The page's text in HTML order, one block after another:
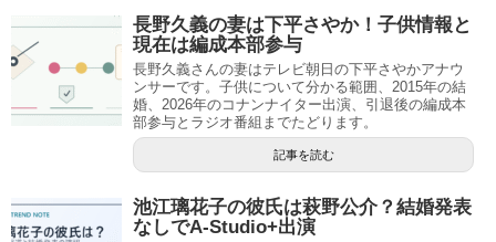
長野久義の妻は下平さやか！子供情報と
現在は編成本部参与
長野久義さんの妻はテレビ朝日の下平さやかアナウ
ンサーです。子供について分かる範囲、2015年の結
婚、2026年のコナンナイター出演、引退後の編成本
部参与とラジオ番組までたどります。
記事を読む
池江璃花子の彼氏は萩野公介？結婚発表
なしでA-Studio+出演